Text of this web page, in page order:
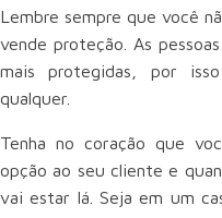
Lembre sempre que você
vende proteção. As
mais protegidas, por
qualquer.
Tenha no coração que
opção ao seu cliente e
vai estar lá. Seja em um